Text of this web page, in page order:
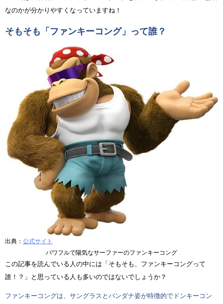
なのかが分かりやすくなっていますね！
そもそも「ファンキーコング」って誰？
出典： 公式サイト
パワフルで陽気なサーファーのファンキーコング
この記事を読んでいる人の中には「そもそも、ファンキーコングって
誰！？」と思っている人も多いのではないでしょうか？
ファンキーコングは、サングラスとバンダナ姿が特徴的でドンキーコン